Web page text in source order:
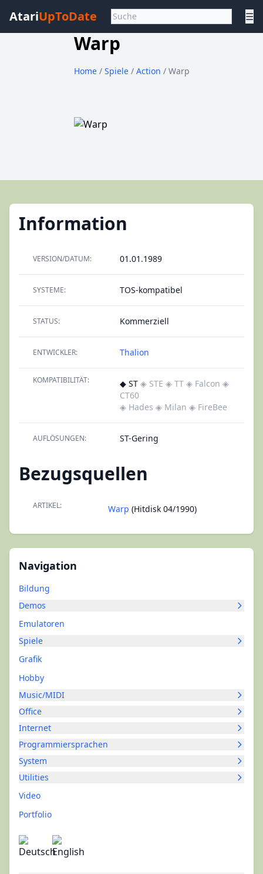
AtariUpToDate ☰
Warp
Home/ Spiele / Action / Warp
Navigation
Bildung
Demos
Emulatoren
Spiele
Grafik
Hobby
Music/MIDI
Office
Internet
Programmiersprachen
System
Utilities
Video
Portfolio
Information
VERSION/DATUM: 01.01.1989
SYSTEME: TOS-kompatibel
STATUS: Kommerziell
ENTWICKLER: Thalion
KOMPATIBILITÄT: ◆ ST ◈ STE ◈ TT ◈ Falcon ◈
CT60
◈ Hades ◈ Milan ◈ FireBee
AUFLÖSUNGEN: ST-Gering
Bezugsquellen
ARTIKEL: Warp (Hitdisk 04/1990)